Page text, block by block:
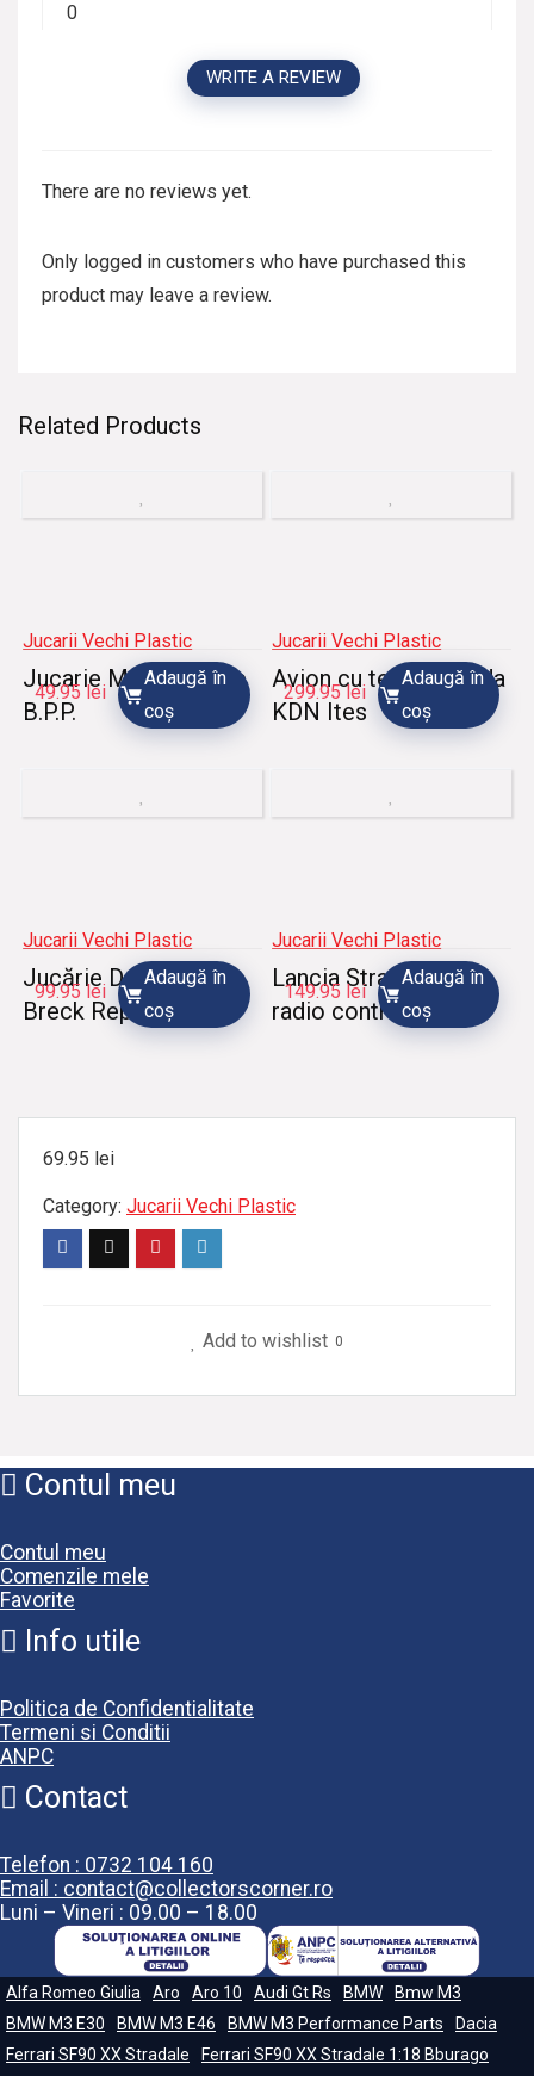
0
WRITE A REVIEW
There are no reviews yet.
Only logged in customers who have purchased this
product may leave a review.
Related Products
Jucarii Vechi Plastic
Jucarie Masina curse
B.P.P.
49.95lei
Adaugă în
coș
Jucarii Vechi Plastic
Avion cu telecomanda
KDN Ites
299.95lei
Adaugă în
coș
Jucarii Vechi Plastic
Jucărie Dacia
Breck Replica
99.95lei
Adaugă în
coș
Jucarii Vechi Plastic
Lancia Stratos cu
radio control
149.95 lei
Adaugă în
coș
69.95 lei
Category: Jucarii Vechi Plastic
Add to wishlist 0
Contul meu
Contul meu
Comenzile mele
Favorite
Info utile
Politica de Confidentialitate
Termeni si Conditii
ANPC
Contact
Telefon : 0732 104 160
Email : contact@collectorscorner.ro
Luni – Vineri : 09.00 – 18.00
Alfa Romeo Giulia Aro Aro 10 Audi Gt Rs BMW
Bmw M3
BMW M3 E30
BMW M3 E46 BMW M3 Performance Parts
Dacia
Ferrari SF90 XX Stradale
Ferrari SF90 XX Stradale 1:18 Bburago